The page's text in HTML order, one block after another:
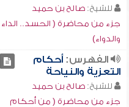
للشيخ:صالح بن حميد
جزء من محاضرة ( الحسد.. الداء
والدواء)
الفهرس:أحكام
التعزية والنياحة
للشيخ:صالح بن حميد
جزء من محاضرة ( من أحكام